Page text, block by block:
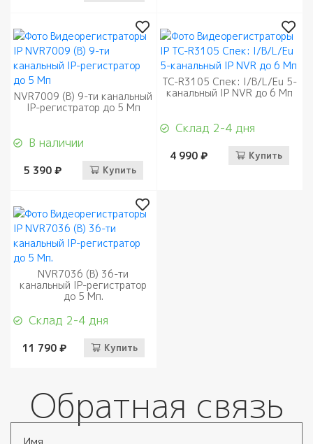
NVR7009 (B) 9-ти канальный
IP-регистратор до 5 Мп
В наличии
5 390 ₽ Купить
TC-R3105 Спек: I/B/L/Eu 5-
канальный IP NVR до 6 Мп
Склад 2-4 дня
4 990 ₽ Купить
NVR7036 (B) 36-ти
канальный IP-регистратор
до 5 Мп.
Склад 2-4 дня
11 790 ₽ Купить
Обратная связь